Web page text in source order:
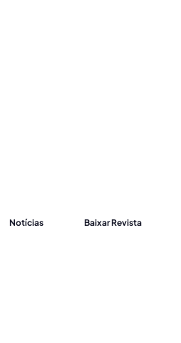
Notícias Baixar Revista